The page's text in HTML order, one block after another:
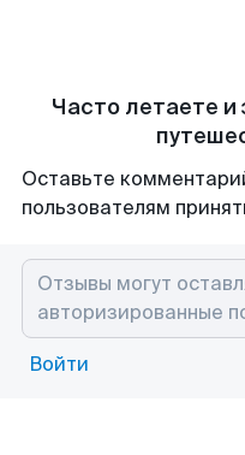
Часто летаете и
Оставьте
пользователям
Войти